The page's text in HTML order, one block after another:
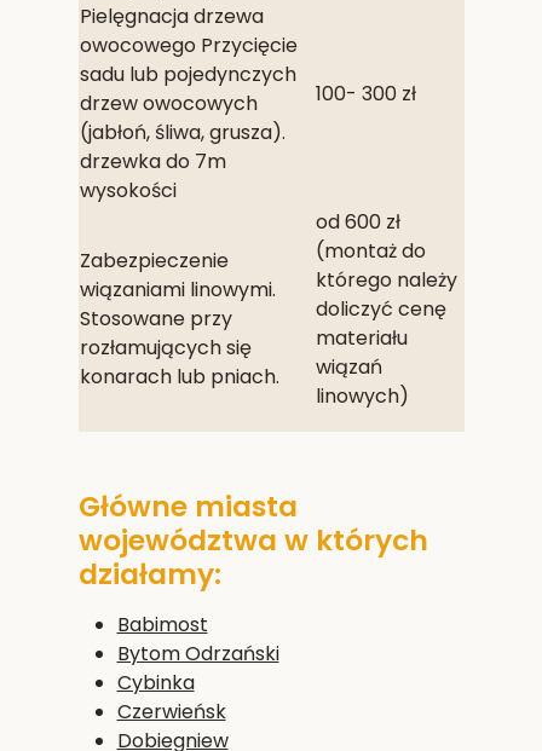
Pielęgnacja drzewa
owocowego Przycięcie
sadu lub pojedynczych
drzew owocowych
(jabłoń, śliwa, grusza).
drzewka do 7m
wysokości
100- 300 zł
Zabezpieczenie
wiązaniami linowymi.
Stosowane przy
rozłamujących się
konarach lub pniach.
od 600 zł
(montaż do
którego należy
doliczyć cenę
materiału
wiązań
linowych)
Główne miasta
województwa w których
działamy:
Babimost
Bytom Odrzański
Cybinka
Czerwieńsk
Dobiegniew